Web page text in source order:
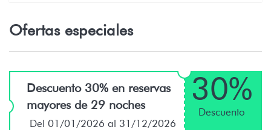
Ofertas especiales
Descuento 30% en reservas
mayores de 29 noches
Del 01/01/2026 al 31/12/2026
30%
Descuento